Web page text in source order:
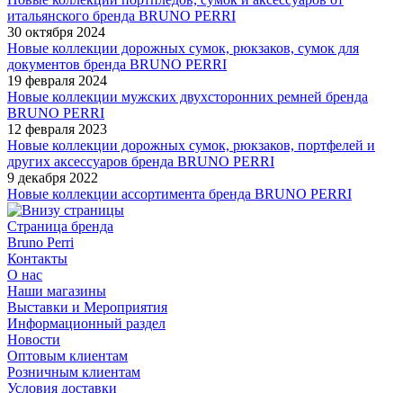
итальянского бренда BRUNO PERRI
30 октября 2024
Новые коллекции дорожных сумок, рюкзаков, сумок для
документов бренда BRUNO PERRI
19 февраля 2024
Новые коллекции мужских двухсторонних ремней бренда
BRUNO PERRI
12 февраля 2023
Новые коллекции дорожных сумок, рюкзаков, портфелей и
других аксессуаров бренда BRUNO PERRI
9 декабря 2022
Новые коллекции ассортимента бренда BRUNO PERRI
Страница бренда
Bruno Perri
Контакты
О нас
Наши магазины
Выставки и Мероприятия
Информационный раздел
Новости
Оптовым клиентам
Розничным клиентам
Условия доставки